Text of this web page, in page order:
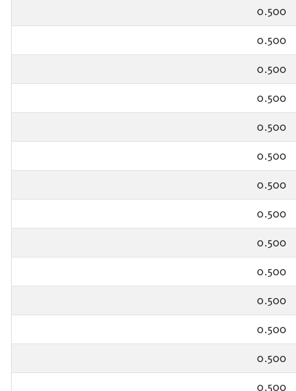
0.500
0.500
0.500
0.500
0.500
0.500
0.500
0.500
0.500
0.500
0.500
0.500
0.500
0.500